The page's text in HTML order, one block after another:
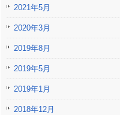
2021年5月
2020年3月
2019年8月
2019年5月
2019年1月
2018年12月